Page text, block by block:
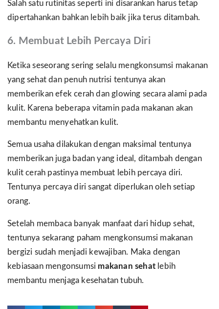
Salah satu rutinitas seperti ini disarankan harus tetap
dipertahankan bahkan lebih baik jika terus ditambah.
6. Membuat Lebih Percaya Diri
Ketika seseorang sering selalu mengkonsumsi makanan
yang sehat dan penuh nutrisi tentunya akan
memberikan efek cerah dan glowing secara alami pada
kulit. Karena beberapa vitamin pada makanan akan
membantu menyehatkan kulit.
Semua usaha dilakukan dengan maksimal tentunya
memberikan juga badan yang ideal, ditambah dengan
kulit cerah pastinya membuat lebih percaya diri.
Tentunya percaya diri sangat diperlukan oleh setiap
orang.
Setelah membaca banyak manfaat dari hidup sehat,
tentunya sekarang paham mengkonsumsi makanan
bergizi sudah menjadi kewajiban. Maka dengan
kebiasaan mengonsumsi makanan sehat lebih
membantu menjaga kesehatan tubuh.